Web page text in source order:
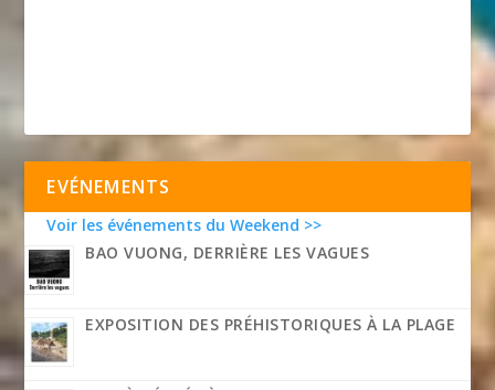
EVÉNEMENTS
Voir les événements du Weekend >>
BAO VUONG, DERRIÈRE LES VAGUES
EXPOSITION DES PRÉHISTORIQUES À LA PLAGE